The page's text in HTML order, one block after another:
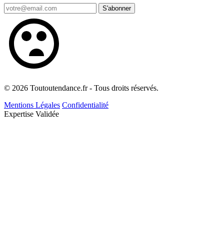
S'abonner
© 2026 Toutoutendance.fr - Tous droits réservés.
Mentions Légales Confidentialité
Expertise Validée